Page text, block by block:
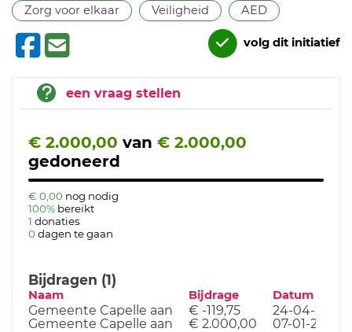
Zorg voor elkaar
Veiligheid AED
volg dit initiatief
een vraag stellen
€ 2.000,00 van € 2.000,00
gedoneerd
€ 0,00 nog nodig
100% bereikt
1 donaties
0 dagen te gaan
Bijdragen (1)
Naam Bijdrage Datum
Gemeente Capelle aan € -119,75
24-04-25
Gemeente Capelle aan
€ 2.000,00 07-01-25